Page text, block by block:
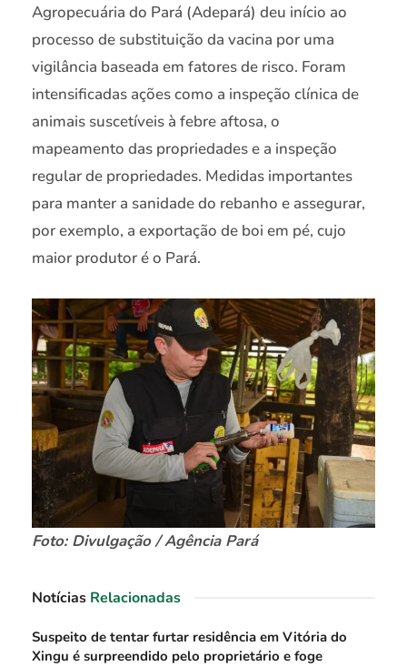
Agropecuária do Pará (Adepará) deu início ao
processo de substituição da vacina por uma
vigilância baseada em fatores de risco. Foram
intensificadas ações como a inspeção clínica de
animais suscetíveis à febre aftosa, o
mapeamento das propriedades e a inspeção
regular de propriedades. Medidas importantes
para manter a sanidade do rebanho e assegurar,
por exemplo, a exportação de boi em pé, cujo
maior produtor é o Pará.
Foto: Divulgação / Agência Pará
Notícias Relacionadas
Suspeito de tentar furtar residência em Vitória do
Xingu é surpreendido pelo proprietário e foge